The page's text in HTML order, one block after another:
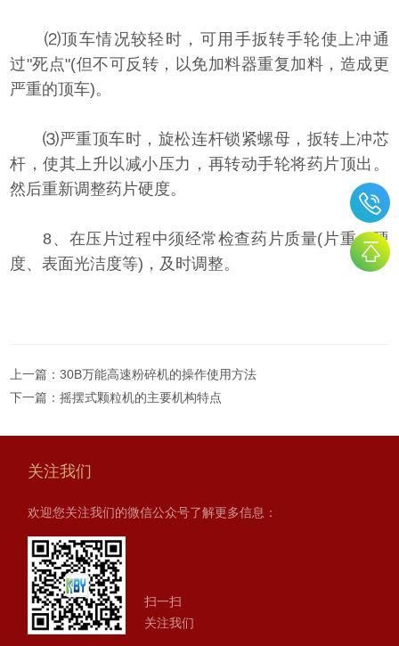
⑵顶车情况较轻时，可用手扳转手轮使上冲通
过"死点"(但不可反转，以免加料器重复加料，造成更
严重的顶车)。
⑶严重顶车时，旋松连杆锁紧螺母，扳转上冲芯
杆，使其上升以减小压力，再转动手轮将药片顶出。
然后重新调整药片硬度。
8、在压片过程中须经常检查药片质量(片重、硬
度、表面光洁度等)，及时调整。
上一篇：30B万能高速粉碎机的操作使用方法
下一篇：摇摆式颗粒机的主要机构特点
关注我们
欢迎您关注我们的微信公众号了解更多信息：
扫一扫
关注我们